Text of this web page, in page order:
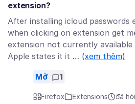
extension?
After installing icloud passwords
when clicking on extension get
extension not currently
Apple states it it … (xem thêm)
Mở 1
Firefox Extensions
đã